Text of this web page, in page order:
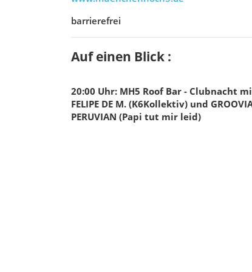
barrierefrei
Auf einen Blick :
20:00 Uhr: MH5 Roof Bar - Clubnacht
FELIPE DE M. (K6Kollektiv) und
PERUVIAN (Papi tut mir leid)